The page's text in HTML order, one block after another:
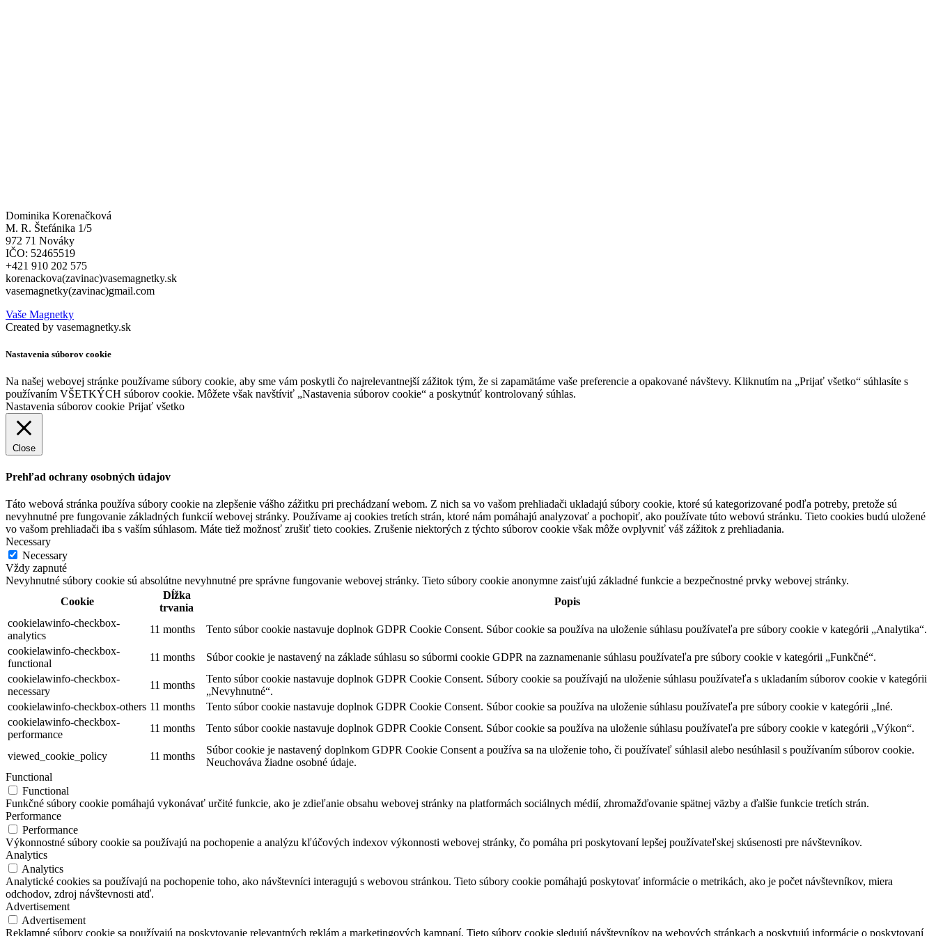
Dominika Korenačková
M. R. Štefánika 1/5
972 71 Nováky
IČO: 52465519
+421 910 202 575
korenackova(zavinac)vasemagnetky.sk
vasemagnetky(zavinac)gmail.com
Vaše Magnetky
Created by vasemagnetky.sk
Nastavenia súborov cookie
Na našej webovej stránke používame súbory cookie, aby sme vám poskytli čo najrelevantnejší zážitok tým, že si zapamätáme vaše preferencie a opakované návštevy. Kliknutím na „Prijať všetko“ súhlasíte s
používaním VŠETKÝCH súborov cookie. Môžete však navštíviť „Nastavenia súborov cookie“ a poskytnúť kontrolovaný súhlas.
Nastavenia súborov cookie Prijať všetko
Close
Prehľad ochrany osobných údajov
Táto webová stránka používa súbory cookie na zlepšenie vášho zážitku pri prechádzaní webom. Z nich sa vo vašom prehliadači ukladajú súbory cookie, ktoré sú kategorizované podľa potreby, pretože sú
nevyhnutné pre fungovanie základných funkcií webovej stránky. Používame aj cookies tretích strán, ktoré nám pomáhajú analyzovať a pochopiť, ako používate túto webovú stránku. Tieto cookies budú uložené
vo vašom prehliadači iba s vaším súhlasom. Máte tiež možnosť zrušiť tieto cookies. Zrušenie niektorých z týchto súborov cookie však môže ovplyvniť váš zážitok z prehliadania.
Necessary
Necessary
Vždy zapnuté
Nevyhnutné súbory cookie sú absolútne nevyhnutné pre správne fungovanie webovej stránky. Tieto súbory cookie anonymne zaisťujú základné funkcie a bezpečnostné prvky webovej stránky.
Cookie
Dĺžka
trvania
Popis
cookielawinfo-checkbox-
analytics
11 months
Tento súbor cookie nastavuje doplnok GDPR Cookie Consent. Súbor cookie sa používa na uloženie súhlasu používateľa pre súbory cookie v kategórii „Analytika“.
cookielawinfo-checkbox-
functional
11 months
Súbor cookie je nastavený na základe súhlasu so súbormi cookie GDPR na zaznamenanie súhlasu používateľa pre súbory cookie v kategórii „Funkčné“.
cookielawinfo-checkbox-
necessary
11 months
Tento súbor cookie nastavuje doplnok GDPR Cookie Consent. Súbory cookie sa používajú na uloženie súhlasu používateľa s ukladaním súborov cookie v kategórii
„Nevyhnutné“.
cookielawinfo-checkbox-others 11 months
Tento súbor cookie nastavuje doplnok GDPR Cookie Consent. Súbor cookie sa používa na uloženie súhlasu používateľa pre súbory cookie v kategórii „Iné.
cookielawinfo-checkbox-
performance
11 months Tento súbor cookie nastavuje doplnok GDPR Cookie Consent. Súbor cookie sa používa na uloženie súhlasu používateľa pre súbory cookie v kategórii „Výkon“.
viewed_cookie_policy 11 months
Súbor cookie je nastavený doplnkom GDPR Cookie Consent a používa sa na uloženie toho, či používateľ súhlasil alebo nesúhlasil s používaním súborov cookie.
Neuchováva žiadne osobné údaje.
Functional
Functional
Funkčné súbory cookie pomáhajú vykonávať určité funkcie, ako je zdieľanie obsahu webovej stránky na platformách sociálnych médií, zhromažďovanie spätnej väzby a ďalšie funkcie tretích strán.
Performance
Performance
Výkonnostné súbory cookie sa používajú na pochopenie a analýzu kľúčových indexov výkonnosti webovej stránky, čo pomáha pri poskytovaní lepšej používateľskej skúsenosti pre návštevníkov.
Analytics
Analytics
Analytické cookies sa používajú na pochopenie toho, ako návštevníci interagujú s webovou stránkou. Tieto súbory cookie pomáhajú poskytovať informácie o metrikách, ako je počet návštevníkov, miera
odchodov, zdroj návštevnosti atď.
Advertisement
Advertisement
Reklamné súbory cookie sa používajú na poskytovanie relevantných reklám a marketingových kampaní. Tieto súbory cookie sledujú návštevníkov na webových stránkach a poskytujú informácie o poskytovaní